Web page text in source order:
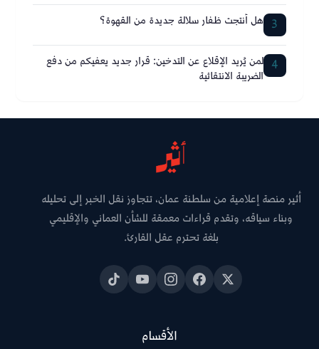
3 هل أنتجت ظفار سلالة جديدة من القهوة؟
4 لمن يُريد الإقلاع عن التدخين: قرار جديد يعفيكم من دفع
الضريبة الانتقائية
أثير منصة إعلامية من سلطنة عمان، تتجاوز نقل الخبر إلى تحليله
وبناء سياقه، وتقدم قراءات معمقة للشأن العماني والإقليمي
بلغة تحترم عقل القارئ.
الأقسام